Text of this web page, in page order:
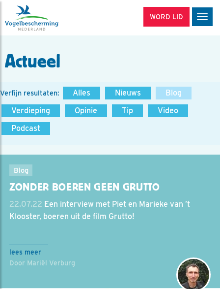
WORD LID
Actueel
Verfijn resultaten: Alles Nieuws
Blog
Verdieping
Opinie Tip
Video
Podcast
Blog
ZONDER BOEREN GEEN GRUTTO
22.07.22 Een interview met Piet en Marieke van ’t
Klooster, boeren uit de film Grutto!
lees meer
Door Mariël Verburg